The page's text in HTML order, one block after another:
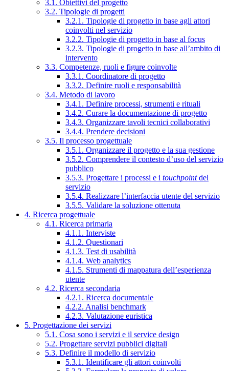
3.1. Obiettivi del progetto
3.2. Tipologie di progetti
3.2.1. Tipologie di progetto in base agli attori
coinvolti nel servizio
3.2.2. Tipologie di progetto in base al focus
3.2.3. Tipologie di progetto in base all’ambito di
intervento
3.3. Competenze, ruoli e figure coinvolte
3.3.1. Coordinatore di progetto
3.3.2. Definire ruoli e responsabilità
3.4. Metodo di lavoro
3.4.1. Definire processi, strumenti e rituali
3.4.2. Curare la documentazione di progetto
3.4.3. Organizzare tavoli tecnici collaborativi
3.4.4. Prendere decisioni
3.5. Il processo progettuale
3.5.1. Organizzare il progetto e la sua gestione
3.5.2. Comprendere il contesto d’uso del servizio
pubblico
3.5.3. Progettare i processi e i touchpointdel
servizio
3.5.4. Realizzare l’interfaccia utente del servizio
3.5.5. Validare la soluzione ottenuta
4. Ricerca progettuale
4.1. Ricerca primaria
4.1.1. Interviste
4.1.2. Questionari
4.1.3. Test di usabilità
4.1.4. Web analytics
4.1.5. Strumenti di mappatura dell’esperienza
utente
4.2. Ricerca secondaria
4.2.1. Ricerca documentale
4.2.2. Analisi benchmark
4.2.3. Valutazione euristica
5. Progettazione dei servizi
5.1. Cosa sono i servizi e il service design
5.2. Progettare servizi pubblici digitali
5.3. Definire il modello di servizio
5.3.1. Identificare gli attori coinvolti